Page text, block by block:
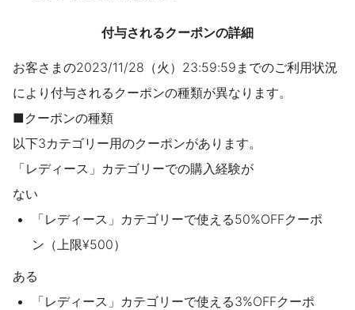
付与されるクーポンの詳細
お客さまの2023/11/28（火）23:59:59までのご利用状況
により付与されるクーポンの種類が異なります。
■クーポンの種類
以下3カテゴリー用のクーポンがあります。
「レディース」カテゴリーでの購入経験が
ない
「レディース」カテゴリーで使える50%OFFクーポ
ン（上限¥500）
ある
「レディース」カテゴリーで使える3%OFFクーポ